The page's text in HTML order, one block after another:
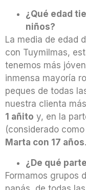
¿Qué edad
niños?
La media de edad
con Tuymilmas,
tenemos más
inmensa mayoría
peques de todas
nuestra clienta
1 añito y, en la
(considerado
Marta con 17 años.
¿De qué
Formamos grupos